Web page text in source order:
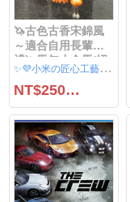
🦄古色古香宋錦風
～適合自用長輩送
禮🦄馬年小金馬/招
財貓/葫蘆/錢幣/貓咪
吊飾流蘇包包配件
✨
💜小米の匠心工藝✨💜
NT$250.00